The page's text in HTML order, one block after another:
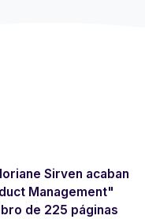
Sirven acaban
Management"
de 225 páginas